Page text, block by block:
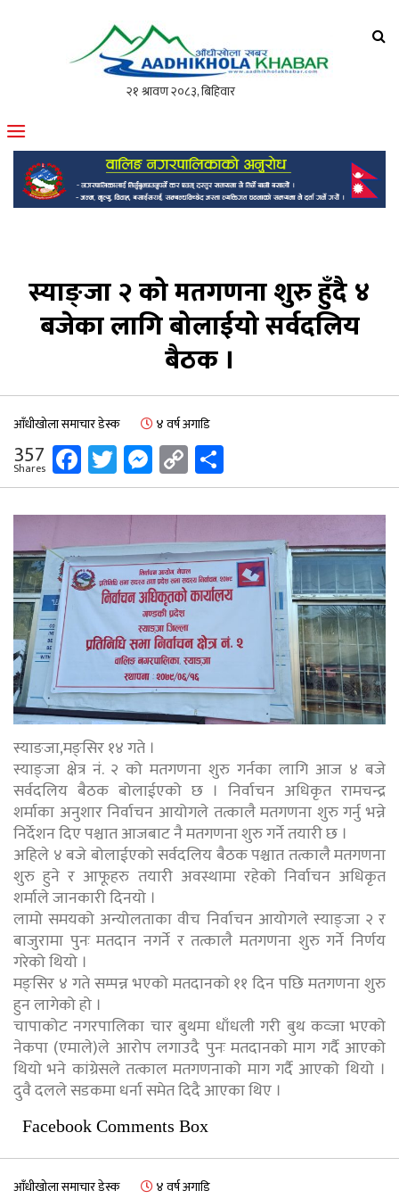
मोफसलकै लोकप्रिय अनलाइन पत्रिका
स्याङ्जा २ को मतगणना शुरु हुँदै ४
बजेका लागि बोलाईयो सर्वदलिय
बैठक ।
आँधीखोला समाचार डेस्क ४ वर्ष अगाडि
357
Shares Facebook
Twitter
Messenger
Copy
Link
स्याङजा,मङ्सिर १४ गते ।
स्याङ्जा क्षेत्र नं. २ को मतगणना शुरु गर्नका लागि आज ४ बजे
सर्वदलिय बैठक बोलाईएको छ । निर्वाचन अधिकृत रामचन्द्र
शर्माका अनुशार निर्वाचन आयोगले तत्कालै मतगणना शुरु गर्नु भन्ने
निर्देशन दिए पश्चात आजबाट नै मतगणना शुरु गर्ने तयारी छ ।
अहिले ४ बजे बोलाईएको सर्वदलिय बैठक पश्चात तत्कालै मतगणना
शुरु हुने र आफूहरु तयारी अवस्थामा रहेको निर्वाचन अधिकृत
शर्माले जानकारी दिनयो ।
लामो समयको अन्योलताका वीच निर्वाचन आयोगले स्याङ्जा २ र
बाजुरामा पुनः मतदान नगर्ने र तत्कालै मतगणना शुरु गर्ने निर्णय
गरेको थियो ।
मङ्सिर ४ गते सम्पन्न भएको मतदानको ११ दिन पछि मतगणना शुरु
हुन लागेको हो ।
चापाकोट नगरपालिका चार बुथमा धाँधली गरी बुथ कव्जा भएको
नेकपा (एमाले)ले आरोप लगाउदै पुनः मतदानको माग गर्दै आएको
थियो भने कांग्रेसले तत्काल मतगणनाको माग गर्दै आएको थियो ।
दुवै दलले सडकमा धर्ना समेत दिदै आएका थिए ।
Facebook Comments Box
आँधीखोला समाचार डेस्क ४ वर्ष अगाडि